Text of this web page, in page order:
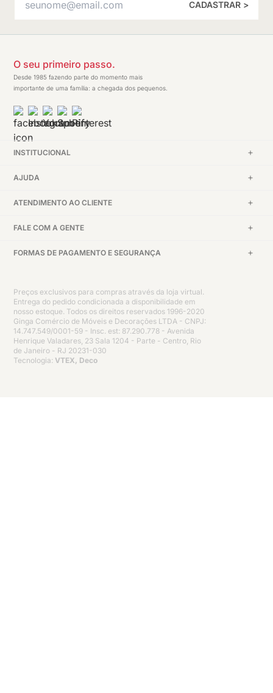
CADASTRAR >
O seu primeiro passo.
Desde 1985 fazendo parte do momento mais
importante de uma família: a chegada dos pequenos.
INSTITUCIONAL
AJUDA
ATENDIMENTO AO CLIENTE
FALE COM A GENTE
FORMAS DE PAGAMENTO E SEGURANÇA
Preços exclusivos para compras através da loja virtual.
Entrega do pedido condicionada a disponibilidade em
nosso estoque. Todos os direitos reservados 1996-2020
Ginga Comércio de Móveis e Decorações LTDA - CNPJ:
14.747.549/0001-59 - Insc. est: 87.290.778 - Avenida
Henrique Valadares, 23 Sala 1204 - Parte - Centro, Rio
de Janeiro - RJ 20231-030
Tecnologia: VTEX, Deco